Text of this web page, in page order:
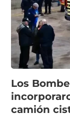
Los
camión